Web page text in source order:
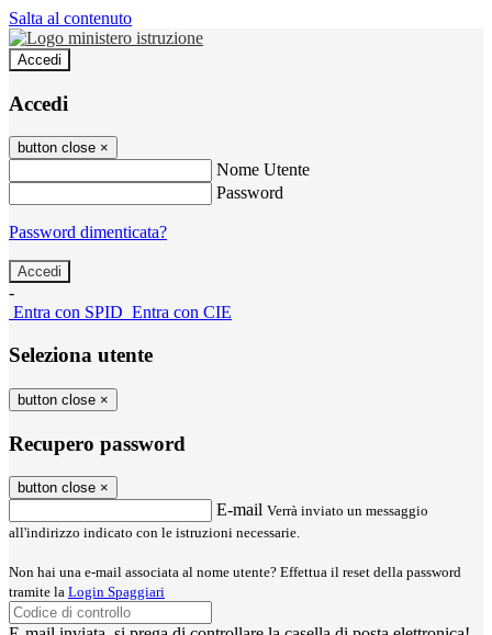
Salta al contenuto
Accedi
Accedi
button close ×
Nome Utente
Password
Password dimenticata?
-
Entra con SPID Entra con CIE
Seleziona utente
button close ×
Recupero password
button close ×
E-mail Verrà inviato un messaggio
all'indirizzo indicato con le istruzioni necessarie.
Non hai una e-mail associata al nome utente? Effettua il reset della password
tramite la Login Spaggiari